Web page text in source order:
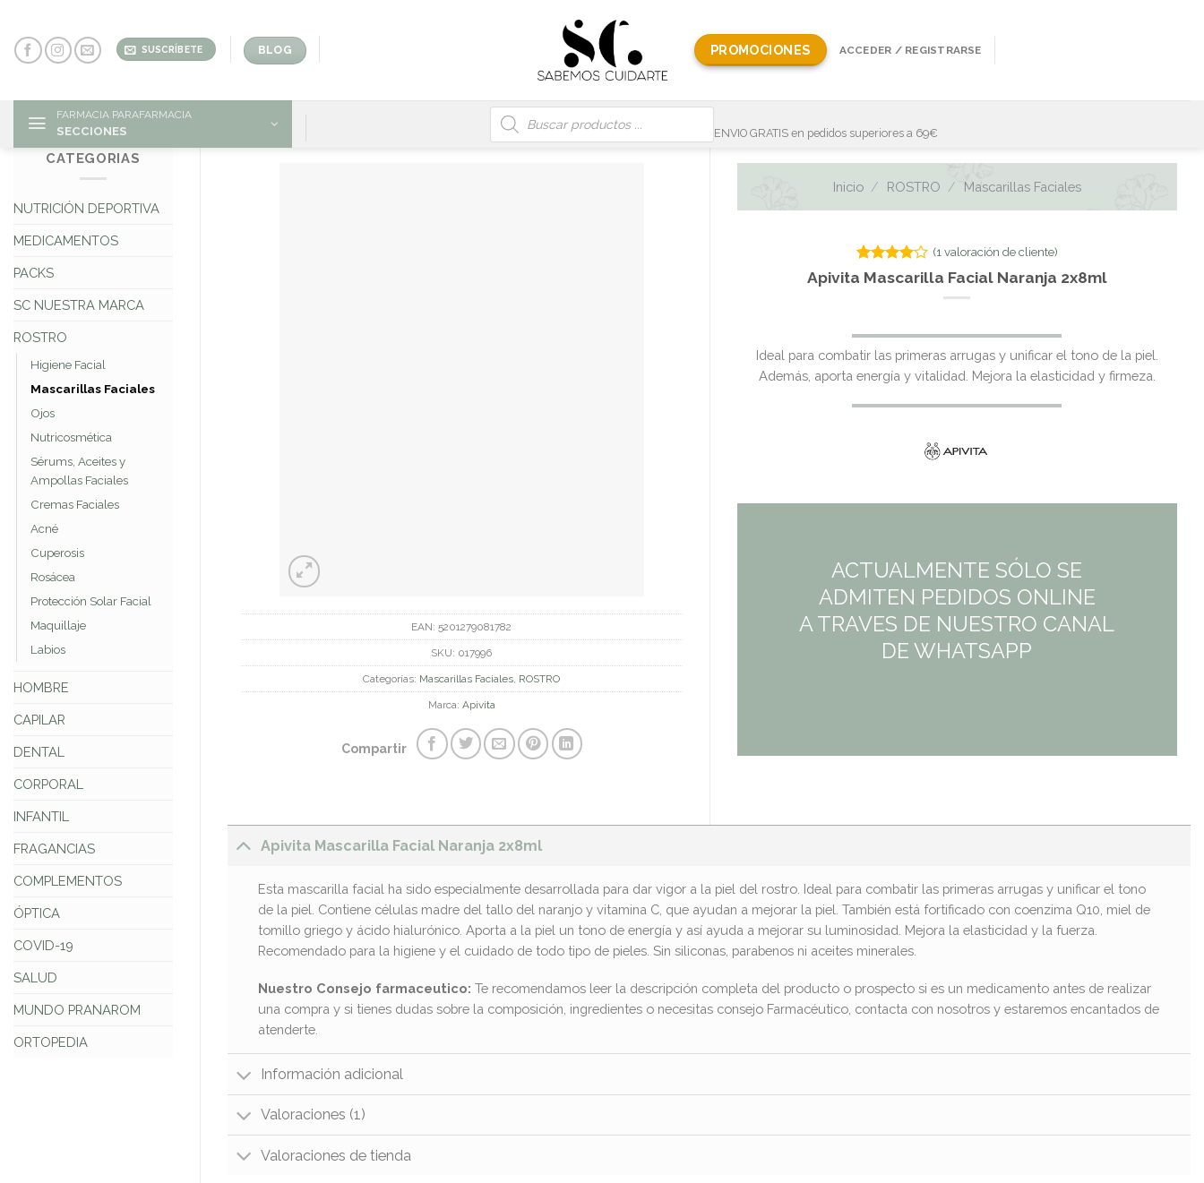
content
SUSCRÍBETE BLOG PROMOCIONES ACCEDER / REGISTRARSE
FARMACIA PARAFARMACIA
SECCIONES
Búsqueda
de
productos
ENVIO GRATIS en pedidos superiores a 69€
CATEGORIAS
NUTRICIÓN DEPORTIVA
MEDICAMENTOS
PACKS
SC NUESTRA MARCA
ROSTRO
Higiene Facial
Mascarillas Faciales
Ojos
Nutricosmética
Sérums, Aceites y
Ampollas Faciales
Cremas Faciales
Acné
Cuperosis
Rosácea
Protección Solar Facial
Maquillaje
Labios
HOMBRE
CAPILAR
DENTAL
CORPORAL
INFANTIL
FRAGANCIAS
COMPLEMENTOS
ÓPTICA
COVID-19
SALUD
MUNDO PRANAROM
ORTOPEDIA
EAN:5201279081782
SKU: 017996
Categorías: Mascarillas Faciales, ROSTRO
Marca: Apivita
Compartir
Inicio / ROSTRO / Mascarillas Faciales
Valorado
con4.00
1
cliente
(1 valoración de cliente)
Apivita Mascarilla Facial Naranja 2x8ml
Ideal para combatir las primeras arrugas y unificar el tono de la piel.
Además, aporta energía y vitalidad. Mejora la elasticidad y firmeza.
ACTUALMENTE SÓLO SE
ADMITEN PEDIDOS ONLINE
A TRAVES DE NUESTRO CANAL
DE WHATSAPP
Apivita Mascarilla Facial Naranja 2x8ml
Esta mascarilla facial ha sido especialmente desarrollada para dar vigor a la piel del rostro. Ideal para combatir las primeras arrugas y unificar el tono
de la piel. Contiene células madre del tallo del naranjo y vitamina C, que ayudan a mejorar la piel. También está fortificado con coenzima Q10, miel de
tomillo griego y ácido hialurónico. Aporta a la piel un tono de energía y así ayuda a mejorar su luminosidad. Mejora la elasticidad y la fuerza.
Recomendado para la higiene y el cuidado de todo tipo de pieles. Sin siliconas, parabenos ni aceites minerales.
Nuestro Consejo farmaceutico: Te recomendamos leer la descripción completa del producto o prospecto si es un medicamento antes de realizar
una compra y si tienes dudas sobre la composición, ingredientes o necesitas consejo Farmacéutico, contacta con nosotros y estaremos encantados de
atenderte.
Información adicional
Valoraciones (1)
Valoraciones de tienda